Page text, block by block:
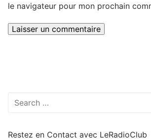
le navigateur pour mon prochain
Rechercher
Restez en Contact avec LeRadioClub